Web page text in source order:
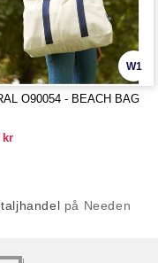
W1
O90054 - BEACH BAG
kr
på Needen